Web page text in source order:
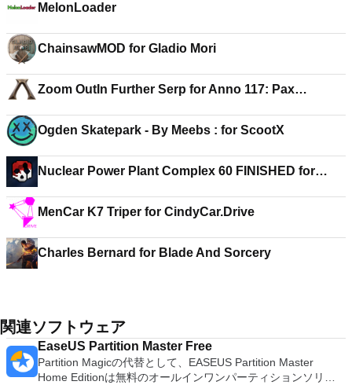
MelonLoader
ChainsawMOD for Gladio Mori
Zoom OutIn Further Serp for Anno 117: Pax
Ogden Skatepark - By Meebs : for ScootX
Nuclear Power Plant Complex 60 FINISHED for
MenCar K7 Triper for CindyCar.Drive
Charles Bernard for Blade And Sorcery
関連ソフトウェア
EaseUS Partition Master Free
Partition Magicの代替として、EASEUS Partition Master
Home Editionは無料のオールインワンパーティションソリュ